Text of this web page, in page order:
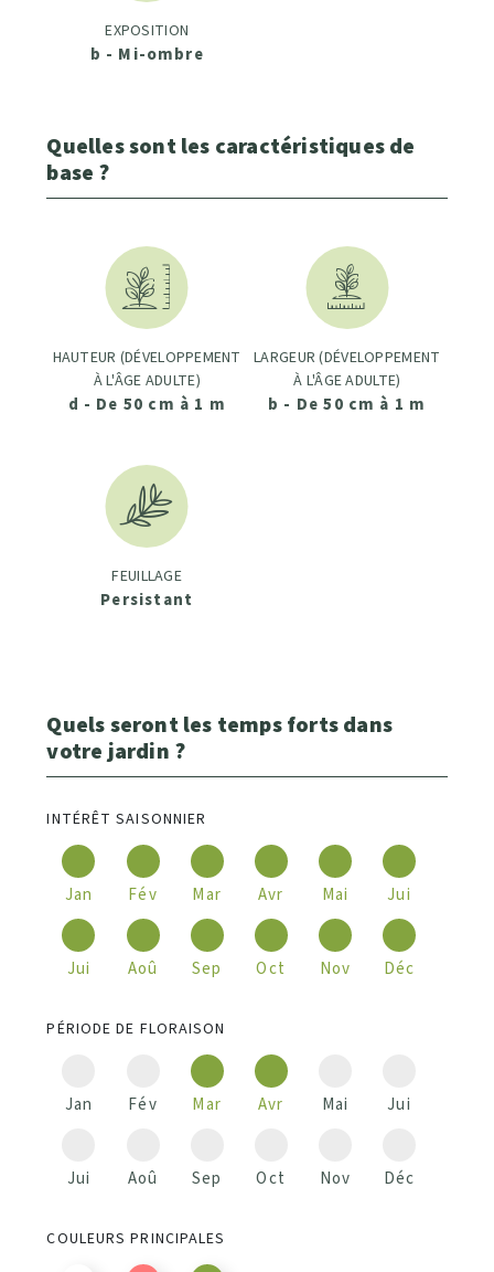
EXPOSITION
b - Mi-ombre
Quelles sont les caractéristiques de
base ?
HAUTEUR (DÉVELOPPEMENT
À L'ÂGE ADULTE)
d - De 50 cm à 1 m
LARGEUR (DÉVELOPPEMENT
À L'ÂGE ADULTE)
b - De 50 cm à 1 m
FEUILLAGE
Persistant
Quels seront les temps forts dans
votre jardin ?
INTÉRÊT SAISONNIER
Jan Fév Mar Avr Mai Jui
Jui Aoû Sep Oct Nov Déc
PÉRIODE DE FLORAISON
Jan Fév Mar Avr Mai Jui
Jui Aoû Sep Oct Nov Déc
COULEURS PRINCIPALES